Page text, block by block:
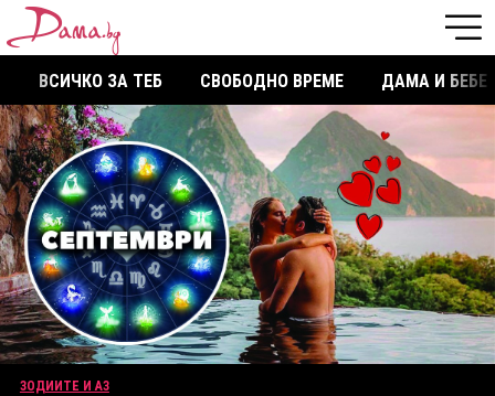
ВСИЧКО ЗА ТЕБ СВОБОДНО ВРЕМЕ ДАМА И БЕБЕ
ЗОДИИТЕ И АЗ